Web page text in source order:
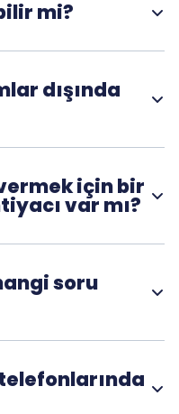
mi?
izin
dışında
paylaşılabilir.
için bir
var mı?
soru